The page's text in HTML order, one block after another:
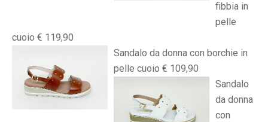
fibbia in
pelle
cuoio € 119,90
Sandalo da donna con borchie in
pelle cuoio € 109,90
Sandalo
da donna
con